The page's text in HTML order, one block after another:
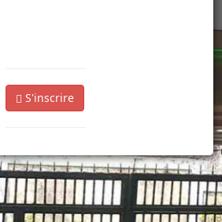
S'inscrire